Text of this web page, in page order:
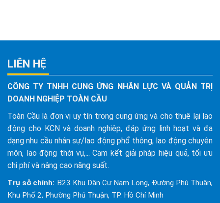
LIÊN HỆ
CÔNG TY TNHH CUNG ỨNG NHÂN LỰC VÀ QUẢN TRỊ
DOANH NGHIỆP TOÀN CẦU
Toàn Cầu là đơn vị uy tín trong cung ứng và cho thuê lại lao
động cho KCN và doanh nghiệp, đáp ứng linh hoạt và đa
dạng nhu cầu nhân sự/lao động phổ thông, lao động chuyên
môn, lao động thời vụ,... Cam kết giải pháp hiệu quả, tối ưu
chi phí và nâng cao năng suất.
Trụ sở chính: B23 Khu Dân Cư Nam Long, Đường Phú Thuận,
Khu Phố 2, Phường Phú Thuận, TP. Hồ Chí Minh